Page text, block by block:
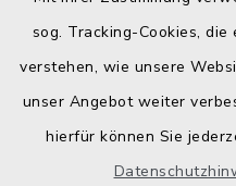
sog. Tracking-Cookies,
verstehen, wie unsere
unser Angebot weiter
hierfür können Sie
Fahrplanauskunft
Landratsamt Traunstein
Kostenlose